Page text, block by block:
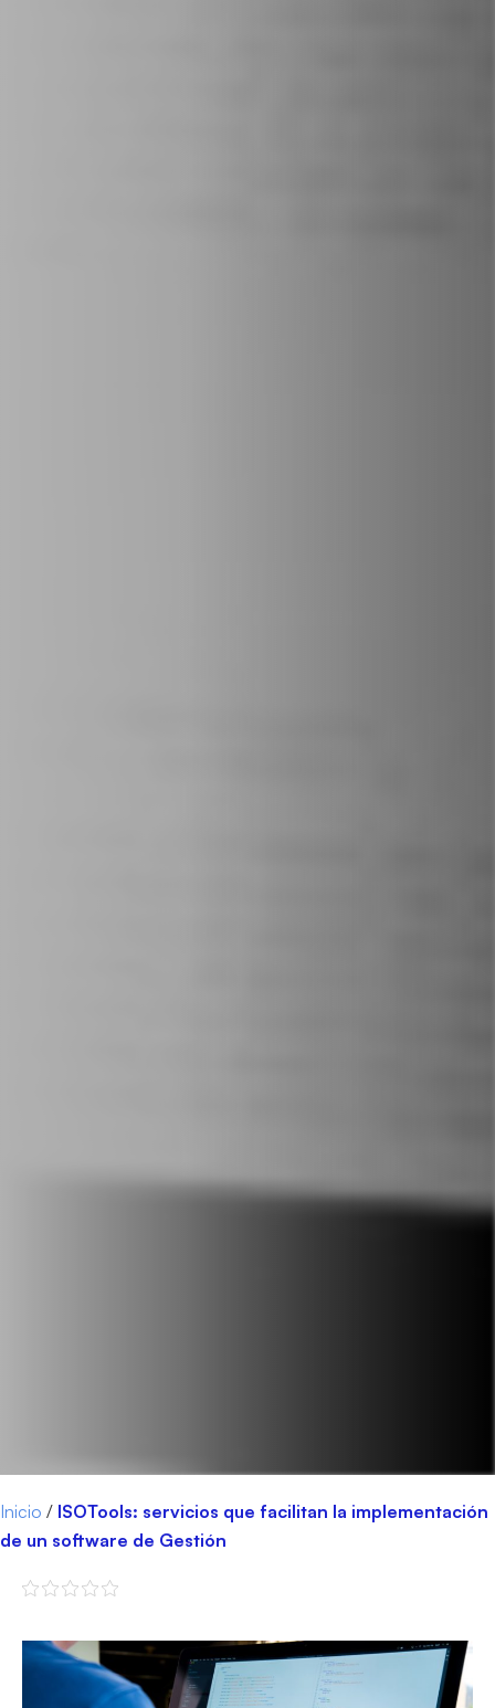
Inicio / ISOTools: servicios que facilitan la implementación
de un software de Gestión